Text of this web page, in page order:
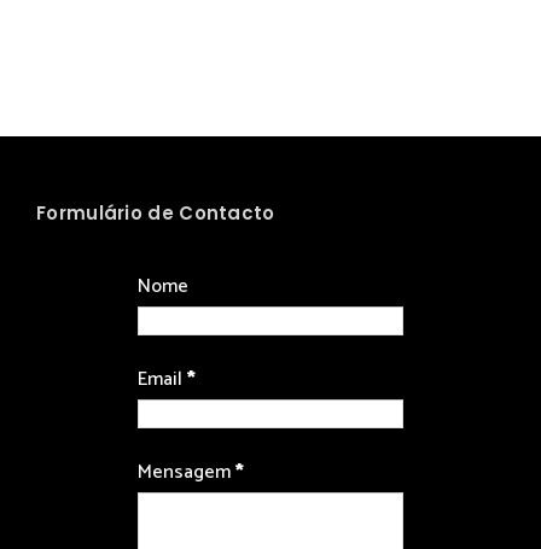
Formulário de Contacto
Nome
Email*
Mensagem*